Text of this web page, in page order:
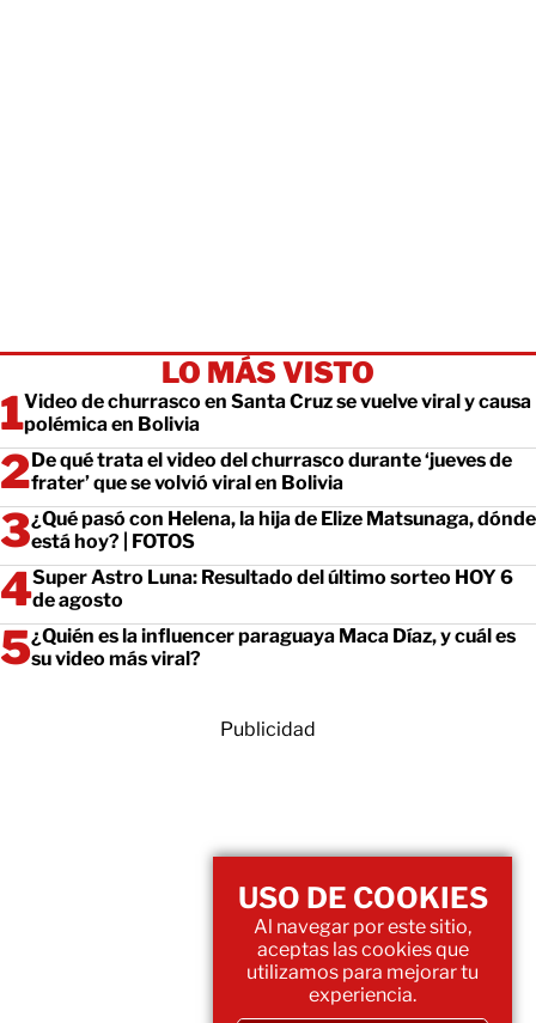
LO MÁS VISTO
Video de churrasco en Santa Cruz se vuelve viral y causa
polémica en Bolivia
De qué trata el video del churrasco durante ‘jueves de
frater’ que se volvió viral en Bolivia
¿Qué pasó con Helena, la hija de Elize Matsunaga, dónde
está hoy? | FOTOS
Super Astro Luna: Resultado del último sorteo HOY 6
de agosto
¿Quién es la influencer paraguaya Maca Díaz, y cuál es
su video más viral?
Publicidad
USO DE COOKIES
Al navegar por este sitio,
aceptas las cookies que
utilizamos para mejorar tu
experiencia.